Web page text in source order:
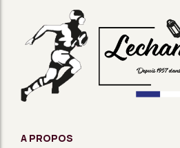
A PROPOS